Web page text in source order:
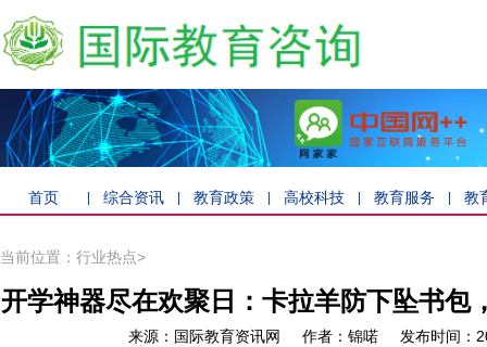
首页 综合资讯 教育政策 高校科技 教育服务 教
当前位置：行业热点>
开学神器尽在欢聚日：卡拉羊防下坠书包
来源：国际教育资讯网 作者：锦喏 发布时间